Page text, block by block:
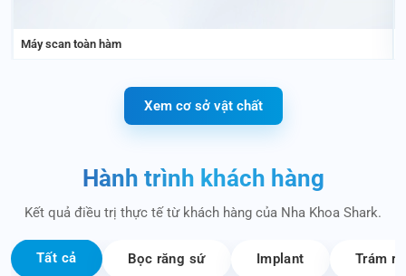
Máy scan toàn hàm
Xem cơ sở vật chất
Hành trình khách hàng
Kết quả điều trị thực tế từ khách hàng của Nha Khoa Shark.
Tất cả Bọc răng sứ Implant Trám